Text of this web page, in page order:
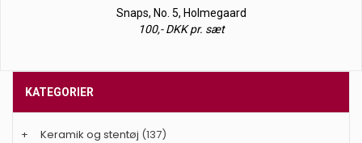
Snaps, No. 5, Holmegaard
100,- DKK pr. sæt
KATEGORIER
+ Keramik og stentøj (137)